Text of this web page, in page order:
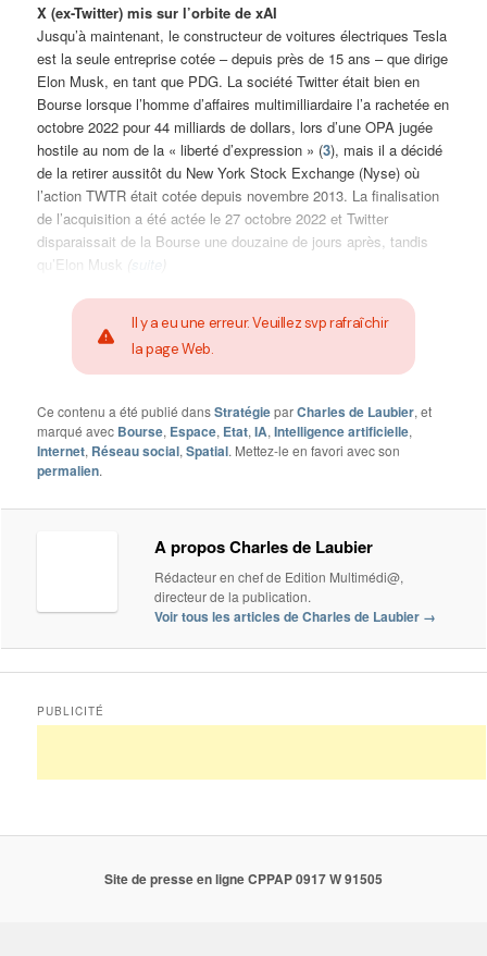
X (ex-Twitter) mis sur l’orbite de xAI
Jusqu’à maintenant, le constructeur de voitures électriques Tesla
est la seule entreprise cotée – depuis près de 15 ans – que dirige
Elon Musk, en tant que PDG. La société Twitter était bien en
Bourse lorsque l’homme d’affaires multimilliardaire l’a rachetée en
octobre 2022 pour 44 milliards de dollars, lors d’une OPA jugée
hostile au nom de la « liberté d’expression » (3), mais il a décidé
de la retirer aussitôt du New York Stock Exchange (Nyse) où
l’action TWTR était cotée depuis novembre 2013. La finalisation
de l’acquisition a été actée le 27 octobre 2022 et Twitter
disparaissait de la Bourse une douzaine de jours après, tandis
qu’Elon Musk
suite
Il y a eu une erreur. Veuillez svp rafraîchir
la page Web.
Ce contenu a été publié dansStratégieparCharles de Laubier, et
marqué avec Bourse, Espace, Etat,IA,Intelligence artificielle,
Internet, Réseau social,Spatial. Mettez-le en favori avec son
permalien.
A propos Charles de Laubier
Rédacteur en chef de Edition Multimédi@,
directeur de la publication.
Voir tous les articles de Charles de Laubier →
PUBLICITÉ
Site de presse en ligne CPPAP 0917 W 91505